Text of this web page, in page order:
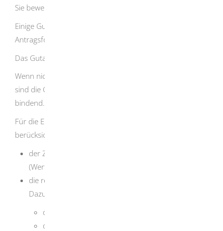
Sie bewertet haben möchten.
Einige Gutachterausschüsse bieten dafür ein eigenes
Antragsformular an.
Das Gutachten erhalten Sie in schriftlicher Form.
Wenn nicht anders bestimmt oder nichts vereinbart wird,
sind die Gutachten der Gutachterausschüsse nicht
bindend.
Für die Ermittlung des Verkehrswertes werden vor allem
berücksichtigt:
der Zeitpunkt, auf den sich die Ermittlung bezieht
(Wertermittlungsstichtag)
die rechtlichen Gegebenheiten
Dazu zählen:
der Entwicklungszustand
der beitragsrechtliche Zustand des Grundstücks